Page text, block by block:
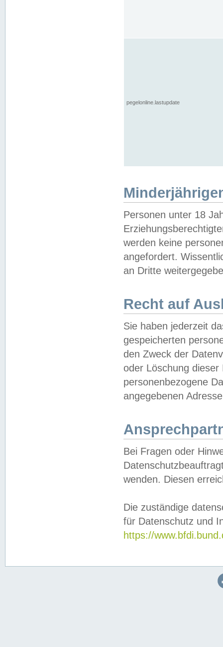
pegelonline.lastupdate
Personen unter 18
werden keine
angefordert.
an Dritte
Recht auf
Sie haben jederzeit
gespeicherten
den Zweck der
oder Löschung
personenbezogene
angegebenen
Bei Fragen oder
wenden. Diesen
Die zuständige
für Datenschutz und
https://